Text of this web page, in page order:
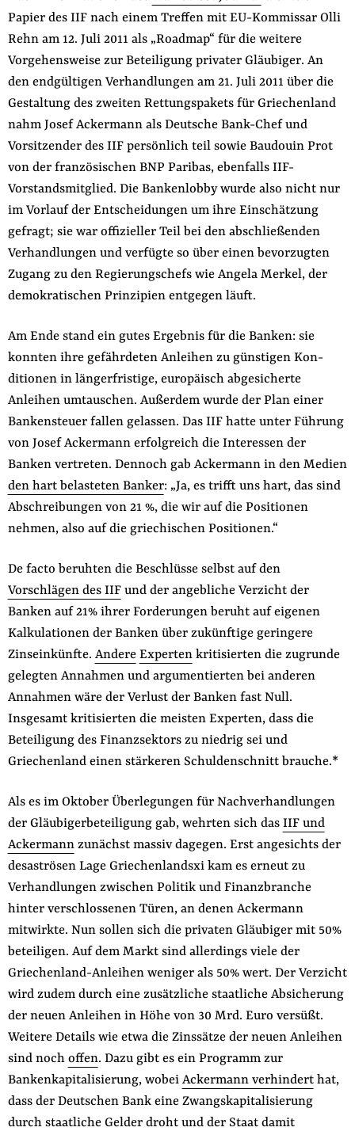
Papier des IIF nach einem Treffen mit EU-Kommissar Olli
Rehn am 12. Juli 2011 als „Roadmap“ für die weitere
Vorgehensweise zur Beteiligung privater Gläubiger. An
den endgültigen Verhandlungen am 21. Juli 2011 über die
Gestaltung des zweiten Rettungspakets für Griechenland
nahm Josef Ackermann als Deutsche Bank-Chef und
Vorsitzender des IIF persönlich teil sowie Baudouin Prot
von der französischen BNP Paribas, ebenfalls IIF-
Vorstandsmitglied. Die Bankenlobby wurde also nicht nur
im Vorlauf der Entscheidungen um ihre Einschätzung
gefragt; sie war offizieller Teil bei den abschließenden
Verhandlungen und verfügte so über einen bevorzugten
Zugang zu den Regie­rungschefs wie Angela Merkel, der
demokratischen Prinzipien entgegen läuft.
Am Ende stand ein gutes Ergebnis für die Banken: sie
konnten ihre gefährdeten Anleihen zu günstigen Kon­
ditionen in längerfristige, europäisch abgesicherte
Anleihen umtauschen. Außerdem wurde der Plan einer
Bankensteuer fallen gelassen. Das IIF hatte unter Führung
von Josef Ackermann erfolgreich die Interessen der
Banken vertreten. Dennoch gab Ackermann in den Medien
den hart belasteten Ban­ker: „Ja, es trifft uns hart, das sind
Abschreibungen von 21 %, die wir auf die Positionen
nehmen, also auf die griechischen Positionen.“
De facto beruhten die Beschlüsse selbst auf den
Vorschlägen des IIFund der angebliche Verzicht der
Banken auf 21% ihrer Forderungen beruht auf eigenen
Kalkulationen der Banken über zukünftige geringere
Zinseinkünfte. Andere Expertenkritisierten die zugrunde
gelegten Annahmen und argumentierten bei anderen
Annah­men wäre der Verlust der Banken fast Null.
Insgesamt kritisierten die meisten Experten, dass die
Betei­ligung des Finanzsektors zu niedrig sei und
Griechenland einen stärkeren Schuldenschnitt brauche.*
Als es im Oktober Überlegungen für Nachverhandlun­gen
der Gläubigerbeteiligung gab, wehrten sich das IIF und
Ackermannzunächst massiv dagegen. Erst angesichts der
desaströsen Lage Griechenlandsxi kam es erneut zu
Verhandlungen zwischen Politik und Finanzbranche
hinter verschlossenen Türen, an denen Ackermann
mitwirkte. Nun sollen sich die privaten Gläubiger mit 50%
beteiligen. Auf dem Markt sind allerdings viele der
Griechenland-Anleihen weniger als 50% wert. Der Verzicht
wird zudem durch eine zusätzliche staatliche Absicherung
der neuen Anleihen in Höhe von 30 Mrd. Euro versüßt.
Weitere Details wie etwa die Zinssätze der neuen Anleihen
sind noch offen. Dazu gibt es ein Programm zur
Bankenkapitalisierung, wobei Ackermann verhinderthat,
dass der Deutschen Bank eine Zwangskapitalisierung
durch staatliche Gelder droht und der Staat damit